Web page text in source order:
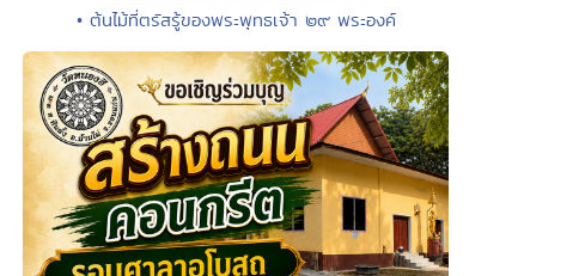
• ต้นไม้ที่ตรัสรู้ของพระพุทธเจ้า ๒๙ พระองค์